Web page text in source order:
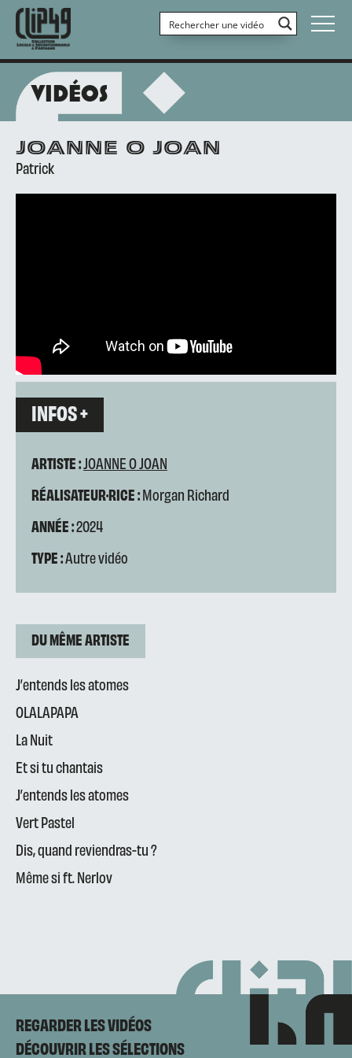
VIDÉOS
JOANNE O JOAN
Patrick
INFOS +
ARTISTE : JOANNE O JOAN
RÉALISATEUR·RICE :Morgan Richard
ANNÉE :2024
TYPE :Autre vidéo
DU MÊME ARTISTE
J’entends les atomes
OLALAPAPA
La Nuit
Et si tu chantais
J’entends les atomes
Vert Pastel
Dis, quand reviendras-tu ?
Même si ft. Nerlov
REGARDER LES VIDÉOS
DÉCOUVRIR LES SÉLECTIONS